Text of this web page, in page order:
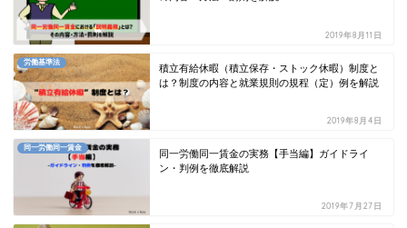
2019年8月11日
労働基準法
積立有給休暇（積立保存・ストック休暇）制度と
は？制度の内容と就業規則の規程（定）例を解説
2019年8月4日
同一労働同一賃金
同一労働同一賃金の実務【手当編】ガイドライ
ン・判例を徹底解説
2019年7月27日